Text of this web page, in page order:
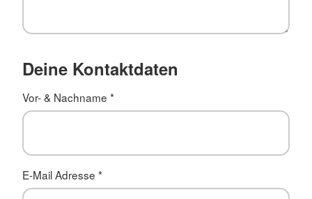
Deine Kontaktdaten
Vor- & Nachname *
E-Mail Adresse *